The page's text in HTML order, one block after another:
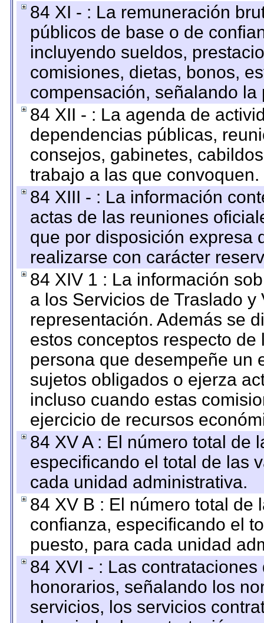
84 XI - : La remuneración
públicos de base o de
incluyendo sueldos,
comisiones, dietas, bonos,
compensación, señalando
84 XII - : La agenda de
dependencias públicas,
consejos, gabinetes,
trabajo a las que convoquen.
84 XIII - : La información
actas de las reuniones
que por disposición expresa
realizarse con carácter
84 XIV 1 : La información
a los Servicios de Traslado
representación. Además se
estos conceptos respecto
persona que desempeñe un
sujetos obligados o ejerza
incluso cuando estas
ejercicio de recursos
84 XV A : El número total de
especificando el total de las
cada unidad administrativa.
84 XV B : El número total de
confianza, especificando el
puesto, para cada unidad
84 XVI - : Las
honorarios, señalando los
servicios, los servicios